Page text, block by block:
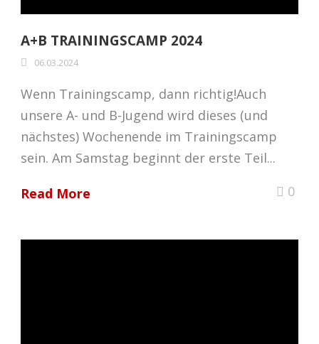
A+B TRAININGSCAMP 2024
06.03.2024
Wenn Trainingscamp, dann richtig!Auch
unsere A- und B-Jugend wird dieses (und
nächstes) Wochenende im Trainingscamp
sein. Am Samstag beginnt der erste Teil...
Read More 0